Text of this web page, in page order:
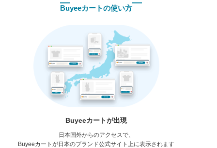
Buyeeカートの使い方
Buyeeカートが出現
日本国外からのアクセスで、
Buyeeカートが日本のブランド公式サイト上に表示されます